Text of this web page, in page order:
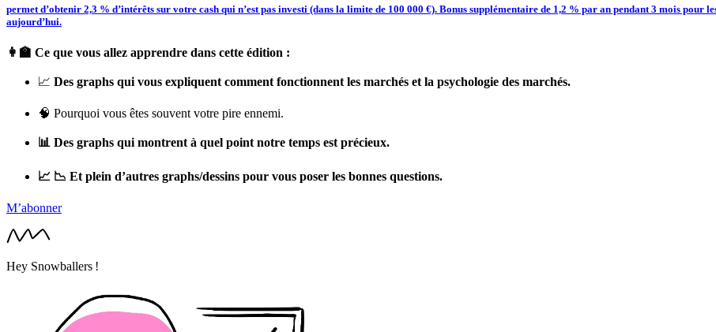
permet d’obtenir 2,3 % d’intérêts sur votre cash qui n’est pas investi (dans la limite de 100 000 €). Bonus supplémentaire de 1,2 % par an pendant 3 mois pour
aujourd’hui.
👩‍🏫 Ce que vous allez apprendre dans cette édition :
📈 Des graphs qui vous expliquent comment fonctionnent les marchés et la psychologie des marchés.
🧠 Pourquoi vous êtes souvent votre pire ennemi.
📊 Des graphs qui montrent à quel point notre temps est précieux.
📈 📉 Et plein d’autres graphs/dessins pour vous poser les bonnes questions.
M’abonner
Hey Snowballers !